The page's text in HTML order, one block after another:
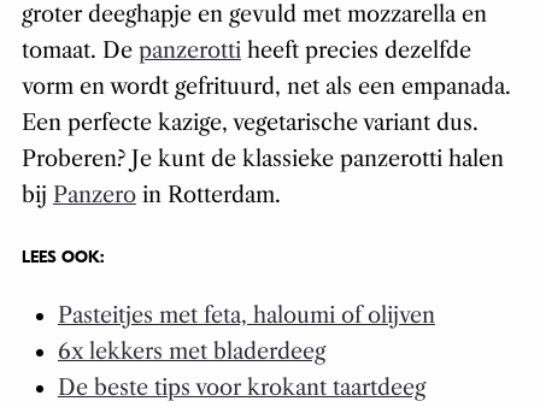
groter deeghapje en gevuld met mozzarella en
tomaat. De panzerottiheeft precies dezelfde
vorm en wordt gefrituurd, net als een empanada.
Een perfecte kazige, vegetarische variant dus.
Proberen? Je kunt de klassieke panzerotti halen
bij Panzeroin Rotterdam.
LEES OOK:
Pasteitjes met feta, haloumi of olijven
6x lekkers met bladerdeeg
De beste tips voor krokant taartdeeg